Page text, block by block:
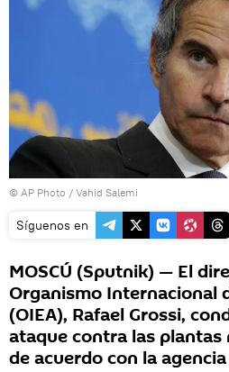
© AP Photo / Vahid Salemi
Síguenos en
MOSCÚ (Sputnik) — El
Organismo Internacional
(OIEA), Rafael Grossi,
ataque contra las plantas
de acuerdo con la